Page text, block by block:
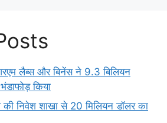
लैब्स और बिनेंस ने 9.3 बिलियन
किया
निवेश शाखा से 20 मिलियन डॉलर का